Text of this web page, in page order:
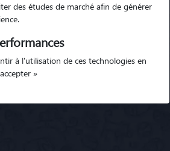
des études de marché afin de générer
à l'utilisation de ces technologies en
»